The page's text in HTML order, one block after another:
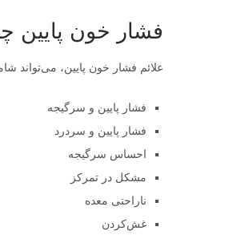
فشار خون پایین
علائم فشار خون پایین، می‌تواند
فشار پایین و سرگیجه
فشار پایین و سردرد
احساس سرگیجه
مشکل در تمرکز
ناراحتی معده
غش‌کردن